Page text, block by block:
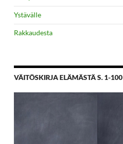
Ystävälle
Rakkaudesta
VÄITÖSKIRJA ELÄMÄSTÄ S. 1-100